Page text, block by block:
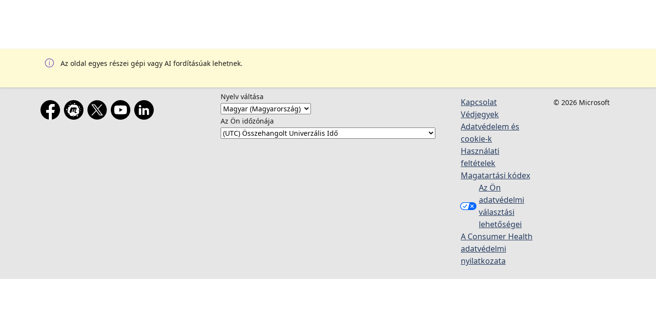
Az oldal egyes részei gépi vagy AI fordításúak lehetnek.
Nyelv váltása
Az Ön időzónája
Kapcsolat
Védjegyek
Adatvédelem és
cookie-k
Használati
feltételek
Magatartási kódex
Az Ön
adatvédelmi
választási
lehetőségei
A Consumer Health
adatvédelmi
nyilatkozata
© 2026 Microsoft